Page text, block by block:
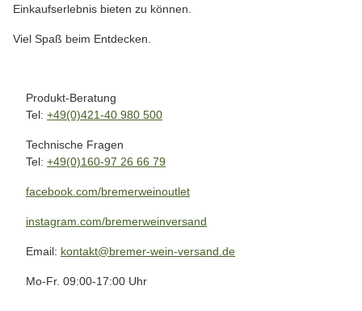
Einkaufserlebnis bieten zu können.
Viel Spaß beim Entdecken.
Produkt-Beratung
Tel: +49(0)421-40 980 500
Technische Fragen
Tel: +49(0)160-97 26 66 79
facebook.com/bremerweinoutlet
instagram.com/bremerweinversand
Email: kontakt@bremer-wein-versand.de
Mo-Fr. 09:00-17:00 Uhr